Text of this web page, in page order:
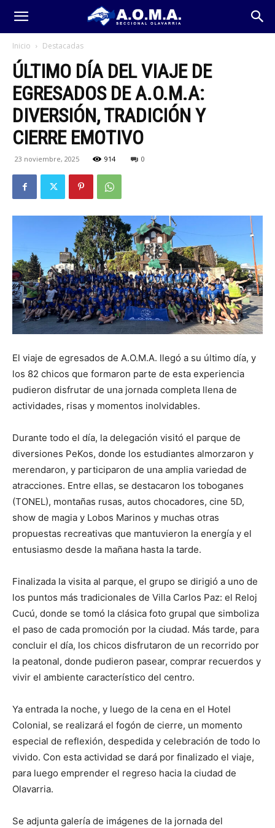
Inicio Destacadas
ÚLTIMO DÍA DEL VIAJE DE
EGRESADOS DE A.O.M.A:
DIVERSIÓN, TRADICIÓN Y
CIERRE EMOTIVO
23 noviembre, 2025 914 0
El viaje de egresados de A.O.M.A. llegó a su último día, y
los 82 chicos que formaron parte de esta experiencia
pudieron disfrutar de una jornada completa llena de
actividades, risas y momentos inolvidables.
Durante todo el día, la delegación visitó el parque de
diversiones PeKos, donde los estudiantes almorzaron y
merendaron, y participaron de una amplia variedad de
atracciones. Entre ellas, se destacaron los toboganes
(TONEL), montañas rusas, autos chocadores, cine 5D,
show de magia y Lobos Marinos y muchas otras
propuestas recreativas que mantuvieron la energía y el
entusiasmo desde la mañana hasta la tarde.
Finalizada la visita al parque, el grupo se dirigió a uno de
los puntos más tradicionales de Villa Carlos Paz: el Reloj
Cucú, donde se tomó la clásica foto grupal que simboliza
el paso de cada promoción por la ciudad. Más tarde, para
concluir el día, los chicos disfrutaron de un recorrido por
la peatonal, donde pudieron pasear, comprar recuerdos y
vivir el ambiente característico del centro.
Ya entrada la noche, y luego de la cena en el Hotel
Colonial, se realizará el fogón de cierre, un momento
especial de reflexión, despedida y celebración de todo lo
vivido. Con esta actividad se dará por finalizado el viaje,
para luego emprender el regreso hacia la ciudad de
Olavarria.
Se adjunta galería de imágenes de la jornada del